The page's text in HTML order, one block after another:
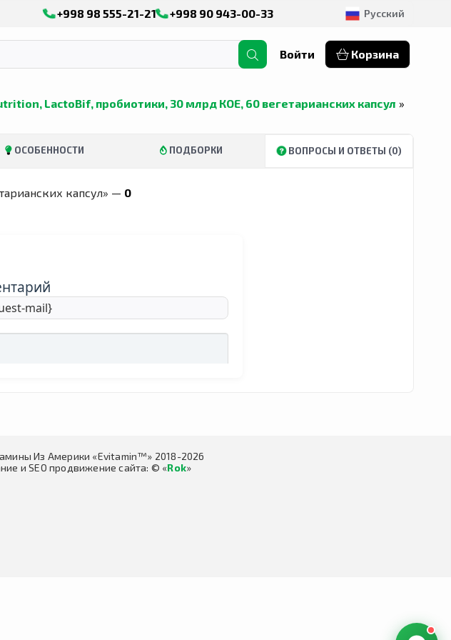
+998 98 555-21-21 +998 90 943-00-33 Русский
Войти Корзина
LactoBif, пробиотики, 30 млрд КОЕ, 60 вегетарианских капсул »
ОСОБЕННОСТИ ПОДБОРКИ ВОПРОСЫ И ОТВЕТЫ (0)
капсул» — 0
Из Америки «Evitamin™» 2018-2026
и SEO продвижение сайта: © «Rok»